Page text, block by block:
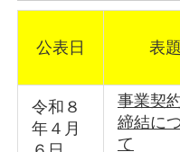
公表日 表題
令和８
年４月
事業契
締結に
て